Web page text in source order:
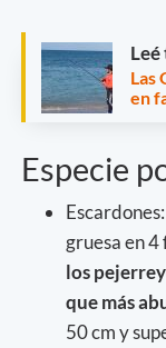
Las
en
Especie
gruesa en 4
los
que más
50 cm y